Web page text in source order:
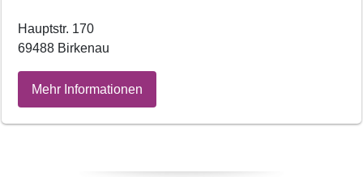
Hauptstr. 170
69488 Birkenau
Mehr Informationen